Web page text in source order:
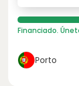
Financiado.
Porto